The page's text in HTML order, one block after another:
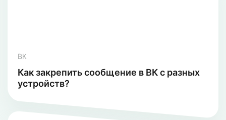
ВК
Как закрепить сообщение в ВК с разных
устройств?